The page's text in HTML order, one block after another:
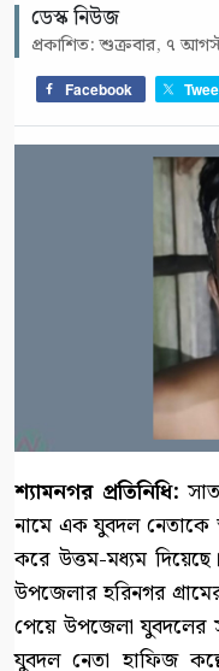
ডেস্ক নিউজ
প্রকাশিত: শুক্রবার, ৭
Facebook
শ্যামনগর প্রতিনিধি:
নামে এক যুবদল
করে উত্তম-মধ্যম
উপজেলার হরিনগর
পেয়ে উপজেলা
যুবদল নেতা হাফিজ